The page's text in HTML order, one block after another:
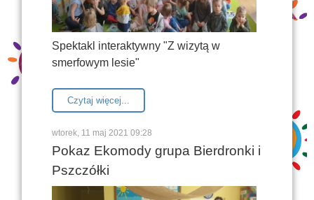
Spektakl interaktywny "Z wizytą w
smerfowym lesie"
Czytaj więcej...
wtorek, 11 maj 2021 09:28
Pokaz Ekomody grupa Bierdronki i
Pszczółki